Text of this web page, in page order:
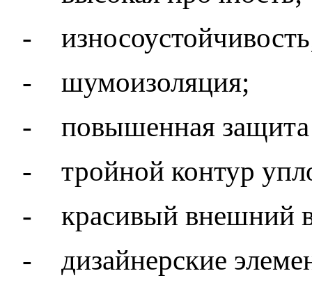
-
-
шумоизоляция;
-
повышенная защита
-
тройной контур
-
красивый внешний
-
дизайнерские